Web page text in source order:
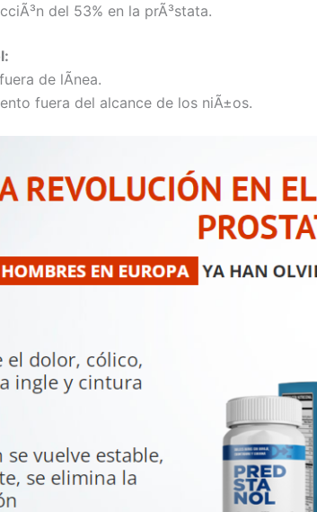
del 53% en la prÃ³stata.
de lÃ­nea.
fuera del alcance de los niÃ±os.